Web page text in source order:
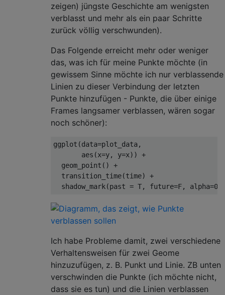
zeigen) jüngste Geschichte am wenigsten
verblasst und mehr als ein paar Schritte
zurück völlig verschwunden).
Das Folgende erreicht mehr oder weniger
das, was ich für meine Punkte möchte (in
gewissem Sinne möchte ich nur verblassende
Linien zu dieser Verbindung der letzten
Punkte hinzufügen - Punkte, die über einige
Frames langsamer verblassen, wären sogar
noch schöner):
ggplot (data=plot_data,
       aes
(x=y, y=x))
+
  geom_point
()
+
  transition_time
(time)
+
  shadow_mark
(past = T, future=F, alpha=
Ich habe Probleme damit, zwei verschiedene
Verhaltensweisen für zwei Geome
hinzuzufügen, z. B. Punkt und Linie. ZB unten
verschwinden die Punkte (ich möchte nicht,
dass sie es tun) und die Linien verblassen